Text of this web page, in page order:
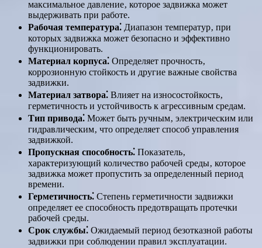
максимальное давление‚ которое задвижка может
выдерживать при работе.
Рабочая температура⁚ Диапазон температур‚ при
которых задвижка может безопасно и эффективно
функционировать.
Материал корпуса⁚ Определяет прочность‚
коррозионную стойкость и другие важные свойства
задвижки.
Материал затвора⁚ Влияет на износостойкость‚
герметичность и устойчивость к агрессивным средам.
Тип привода⁚ Может быть ручным‚ электрическим или
гидравлическим‚ что определяет способ управления
задвижкой.
Пропускная способность⁚ Показатель‚
характеризующий количество рабочей среды‚ которое
задвижка может пропустить за определенный период
времени.
Герметичность⁚ Степень герметичности задвижки
определяет ее способность предотвращать протечки
рабочей среды.
Срок службы⁚ Ожидаемый период безотказной работы
задвижки при соблюдении правил эксплуатации.